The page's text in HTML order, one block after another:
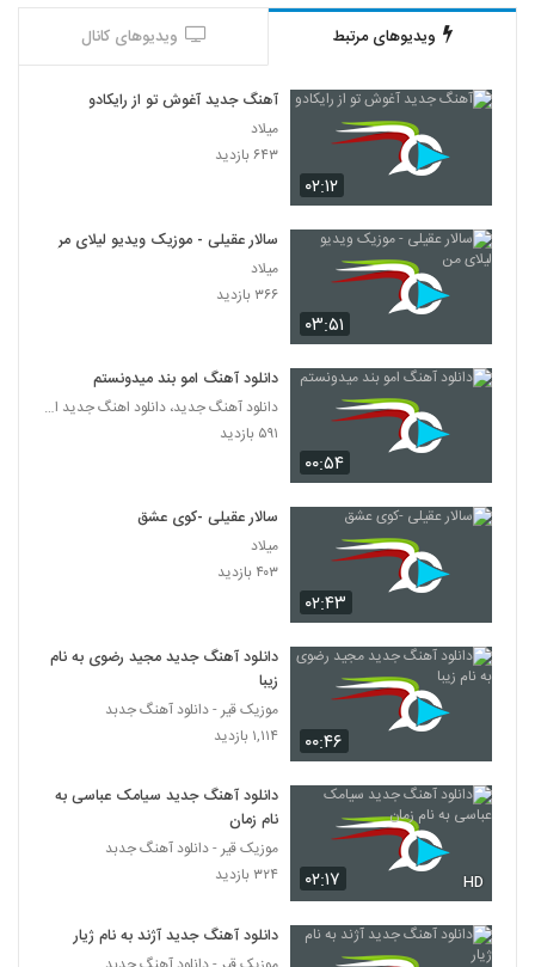
ویدیوهای مرتبط ویدیوهای کانال
۰۲:۱۲
آهنگ جدید آغوش تو از رایکادو
میلاد
۶۴۳ بازدید
۰۳:۵۱
سالار عقیلی - موزیک ویدیو لیلای من
میلاد
۳۶۶ بازدید
۰۰:۵۴
دانلود آهنگ امو بند میدونستم
دانلود آهنگ جدید، دانلود اهنگ جدید ایرانی
۵۹۱ بازدید
۰۲:۴۳
سالار عقیلی -کوی عشق
میلاد
۴۰۳ بازدید
۰۰:۴۶
دانلود آهنگ جدید مجید رضوی به نام
زیبا
موزیک قیر - دانلود آهنگ جدبد
۱,۱۱۴ بازدید
۰۲:۱۷ HD
دانلود آهنگ جدید سیامک عباسی به
نام زمان
موزیک قیر - دانلود آهنگ جدبد
۳۲۴ بازدید
دانلود آهنگ جدید آژند به نام ژیار